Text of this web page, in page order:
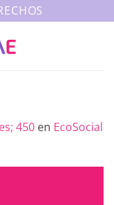
450 en EcoSocial